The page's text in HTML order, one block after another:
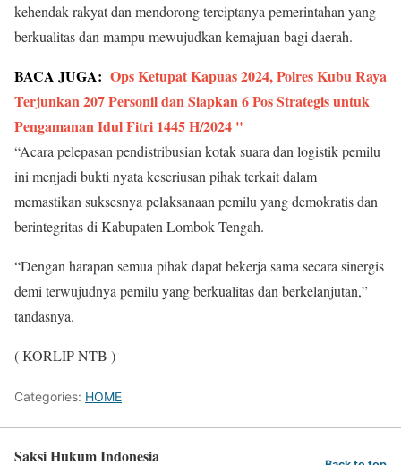
kehendak rakyat dan mendorong terciptanya pemerintahan yang
berkualitas dan mampu mewujudkan kemajuan bagi daerah.
BACA JUGA: Ops Ketupat Kapuas 2024, Polres Kubu Raya
Terjunkan 207 Personil dan Siapkan 6 Pos Strategis untuk
Pengamanan Idul Fitri 1445 H/2024 "
“Acara pelepasan pendistribusian kotak suara dan logistik pemilu
ini menjadi bukti nyata keseriusan pihak terkait dalam
memastikan suksesnya pelaksanaan pemilu yang demokratis dan
berintegritas di Kabupaten Lombok Tengah.
“Dengan harapan semua pihak dapat bekerja sama secara sinergis
demi terwujudnya pemilu yang berkualitas dan berkelanjutan,”
tandasnya.
( KORLIP NTB )
Categories: HOME
Saksi Hukum Indonesia